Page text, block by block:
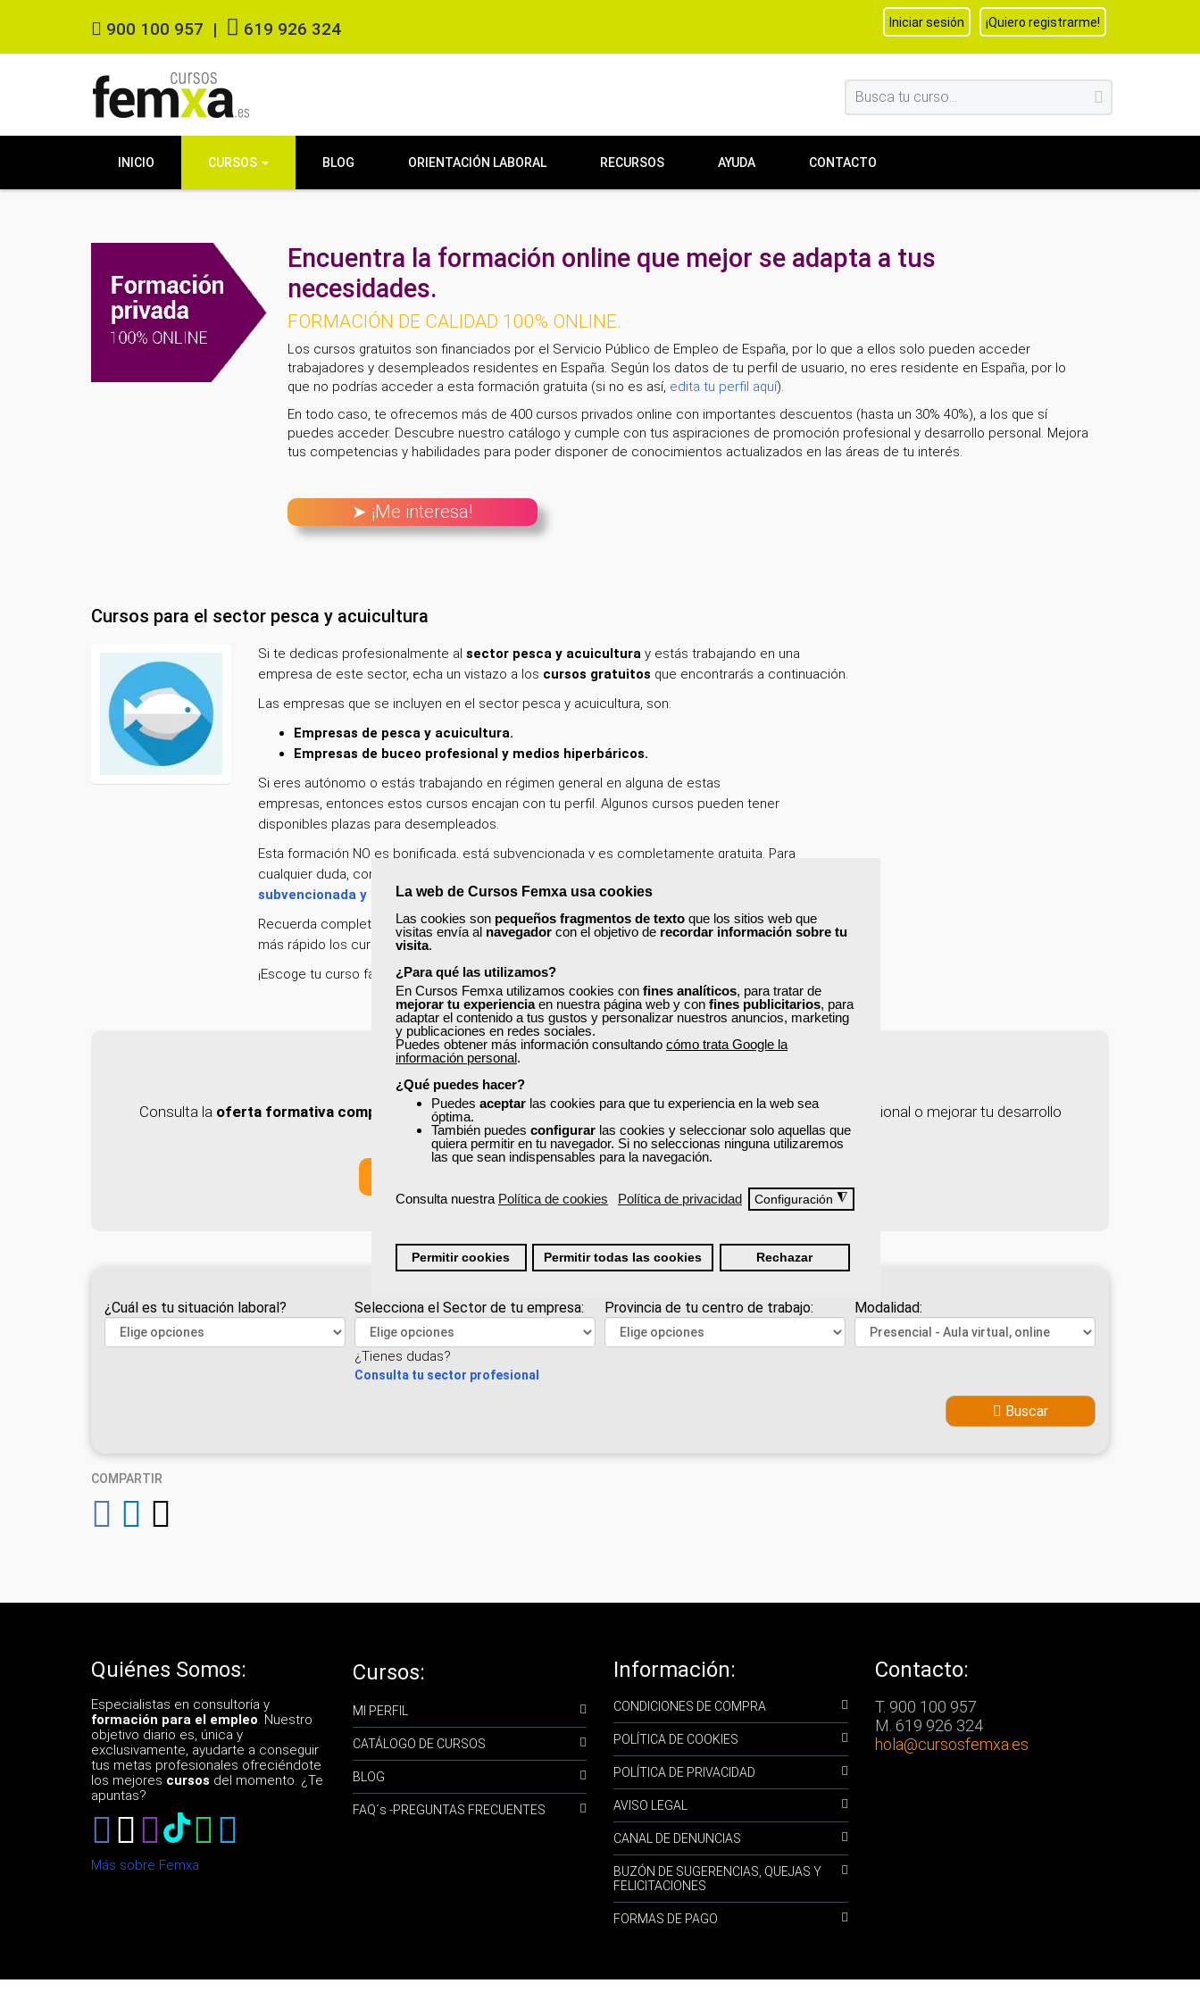
La web de Cursos Femxa usa cookies
Las cookies son pequeños fragmentos de texto que los sitios web que
visitas envía al navegador con el objetivo de recordar información sobre tu
visita.
¿Para qué las utilizamos?
En Cursos Femxa utilizamos cookies con fines analíticos, para tratar de
mejorar tu experienciaen nuestra página web y con fines publicitarios, para
adaptar el contenido a tus gustos y personalizar nuestros anuncios, marketing
y publicaciones en redes sociales.
Puedes obtener más información consultando cómo trata Google la
información personal.
¿Qué puedes hacer?
Puedes aceptar las cookies para que tu experiencia en la web sea
óptima.
También puedes configurar las cookies y seleccionar solo aquellas que
quiera permitir en tu navegador. Si no seleccionas ninguna utilizaremos
las que sean indispensables para la navegación.
Consulta nuestra Política de cookies Política de privacidad Configuración ◮
Permitir cookies Permitir todas las cookies Rechazar
900 100 957 | 619 926 324 Iniciar sesión ¡Quiero registrarme!
INICIO CURSOS BLOG ORIENTACIÓN LABORAL RECURSOS AYUDA CONTACTO
Encuentra la formación online que mejor se adapta a tus
necesidades.
FORMACIÓN DE CALIDAD 100% ONLINE.
Los cursos gratuitos son financiados por el Servicio Público de Empleo de España, por lo que a ellos solo pueden acceder
trabajadores y desempleados residentes en España. Según los datos de tu perfil de usuario, no eres residente en España, por lo
que no podrías acceder a esta formación gratuita (si no es así, edita tu perfil aquí).
En todo caso, te ofrecemos más de 400 cursos privados online con importantes descuentos (hasta un 30% 40%), a los que sí
puedes acceder. Descubre nuestro catálogo y cumple con tus aspiraciones de promoción profesional y desarrollo personal. Mejora
tus competencias y habilidades para poder disponer de conocimientos actualizados en las áreas de tu interés.
➤ ¡Me interesa!
Cursos para el sector pesca y acuicultura
Si te dedicas profesionalmente al sector pesca y acuicultura y estás trabajando en una
empresa de este sector, echa un vistazo a los cursos gratuitos que encontrarás a continuación.
Las empresas que se incluyen en el sector pesca y acuicultura, son:
Empresas de pesca y acuicultura.
Empresas de buceo profesional y medios hiperbáricos.
Si eres autónomo o estás trabajando en régimen general en alguna de estas
empresas, entonces estos cursos encajan con tu perfil. Algunos cursos pueden tener
disponibles plazas para desempleados.
Esta formación NO es bonificada, está subvencionada y es completamente gratuita. Para
cualquier duda, consulta nuestro post del Blog:
subvencionada y la formación bonificada.
Recuerda completar tu perfil en la web con tus datos actualizados, de esta forma encontrarás
más rápido los cursos a los que puedes acceder y solicitar plaza en un clic.
¡Escoge tu curso favorito, solicita tu plaza y mejora como profesional dentro de tu sector!
¿No encuentras el curso que estás buscando?
Consulta la oferta formativa completa
y accede a cursos gratuitos que te ayudarán a impulsar tu carrera profesional o mejorar tu desarrollo
personal.
¿Cuál es tu situación laboral? Selecciona el Sector de tu empresa:
¿Tienes dudas?
Consulta tu sector profesional
Provincia de tu centro de trabajo: Modalidad:
Buscar
COMPARTIR
Quiénes Somos:
Especialistas en consultoría y
formación para el empleo. Nuestro
objetivo diario es, única y
exclusivamente, ayudarte a conseguir
tus metas profesionales ofreciéndote
los mejores cursos del momento. ¿Te
apuntas?
Más sobre Femxa
Cursos:
MI PERFIL
CATÁLOGO DE CURSOS
BLOG
FAQ´s -PREGUNTAS FRECUENTES
Información:
CONDICIONES DE COMPRA
POLÍTICA DE COOKIES
POLÍTICA DE PRIVACIDAD
AVISO LEGAL
CANAL DE DENUNCIAS
BUZÓN DE SUGERENCIAS, QUEJAS Y
FELICITACIONES
FORMAS DE PAGO
Contacto:
T. 900 100 957
M. 619 926 324
hola@cursosfemxa.es